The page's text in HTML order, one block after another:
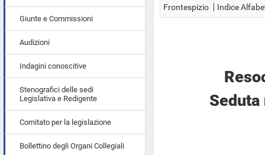
Giunte e Commissioni
Audizioni
Indagini conoscitive
Stenografici delle sedi
Legislativa e Redigente
Comitato per la legislazione
Bollettino degli Organi Collegiali
Frontespizio Indice